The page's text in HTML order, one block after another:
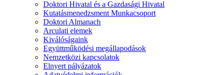
Doktori Hivatal és a Gazdasági Hivatal
Kutatásmenedzsment Munkacsoport
Doktori Almanach
Arculati elemek
Kiválóságaink
Együttműködési megállapodások
Nemzetközi kapcsolatok
Elnyert pályázatok